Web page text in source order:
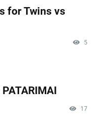
for Twins vs
5
17